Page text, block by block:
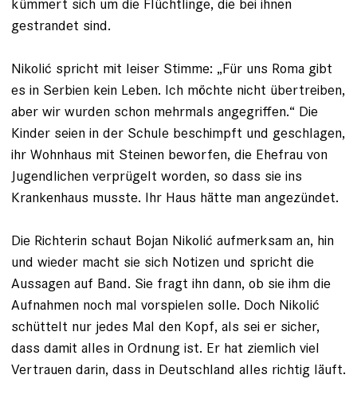
kümmert sich um die Flüchtlinge, die bei ihnen
gestrandet sind.
Nikolić spricht mit leiser Stimme: „Für uns Roma gibt
es in Serbien kein Leben. Ich möchte nicht übertreiben,
aber wir ­wurden schon mehrmals angegriffen.“ Die
Kinder seien in der Schule beschimpft und geschlagen,
ihr Wohnhaus mit Steinen beworfen, die Ehefrau von
Jugendlichen verprügelt worden, so dass sie ins
Krankenhaus musste. Ihr Haus hätte man angezündet.
Die Richterin schaut Bojan Nikolić aufmerksam an, hin
und wieder macht sie sich Notizen und spricht die
Aussagen auf Band. Sie fragt ihn dann, ob sie ihm die
Aufnahmen noch mal vor­spielen solle. Doch Nikolić
schüttelt nur jedes Mal den Kopf, als sei er sicher,
dass damit alles in Ordnung ist. Er hat ziemlich viel
Vertrauen darin, dass in Deutschland alles richtig läuft.